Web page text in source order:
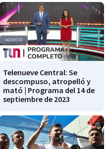
Telenueve Central: Se
descompuso, atropelló y
mató | Programa del 14 de
septiembre de 2023